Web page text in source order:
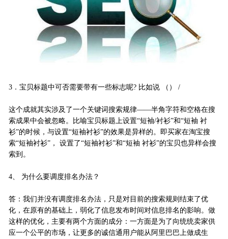
3．宝贝标题中可否需要带有一些标志呢? 比如说 （） /
这个成就其实涉及了一个关键词搜索规律——半角字符和空格在搜
索成果中会被忽略。比喻宝贝标题上设置“短袖/衬衫”和“短袖 衬
衫”的时候，与设置“短袖衬衫”的效果是异样的。即买家在淘宝搜
索“短袖衬衫”， 设置了“短袖衬衫”和“短袖 衬衫”的宝贝也异样会搜
索到。
4、 为什么要调度排名办法？
答：我们并没有调度排名办法，只是对目前的搜索规则结束了优
化，在原有的基础上，弱化了信息发布时间对信息排名的影响。做
这样的优化，主要有两个方面的成分：一方面是为了向统统卖家供
应一个公平的市场，让更多的诚信通用户能从阿里巴巴上做成生